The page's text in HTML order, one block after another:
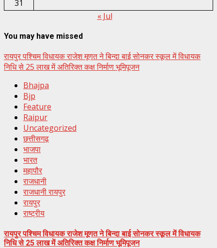
31
« Jul
You may have missed
रायपुर पश्चिम विधायक राजेश मूणत ने बिन्दा बाई सोनकर स्कूल में विधायक
निधि से 25 लाख में अतिरिक्त कक्ष निर्माण भूमिपूजन
Bhajpa
Bjp
Feature
Raipur
Uncategorized
छत्तीसगढ़
भाजपा
भारत
महापौर
राजधानी
राजधानी रायपुर
रायपुर
राष्ट्रीय
रायपुर पश्चिम विधायक राजेश मूणत ने बिन्दा बाई सोनकर स्कूल में विधायक
निधि से 25 लाख में अतिरिक्त कक्ष निर्माण भूमिपूजन